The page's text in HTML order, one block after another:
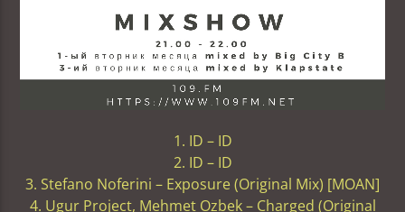
1. ID – ID
2. ID – ID
3. Stefano Noferini – Exposure (Original Mix) [MOAN]
4. Ugur Project, Mehmet Ozbek – Charged (Original